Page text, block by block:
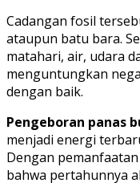
Cadangan fosil
ataupun batu bara.
matahari, air, udara
menguntungkan
dengan baik.
Pengeboran panas
menjadi energi
Dengan
bahwa pertahunnya